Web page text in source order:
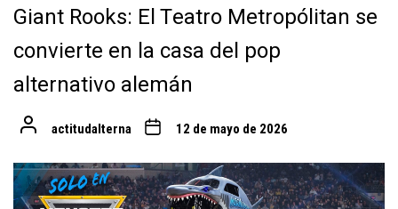
Giant Rooks: El Teatro Metropólitan se
convierte en la casa del pop
alternativo alemán
actitudalterna 12 de mayo de 2026